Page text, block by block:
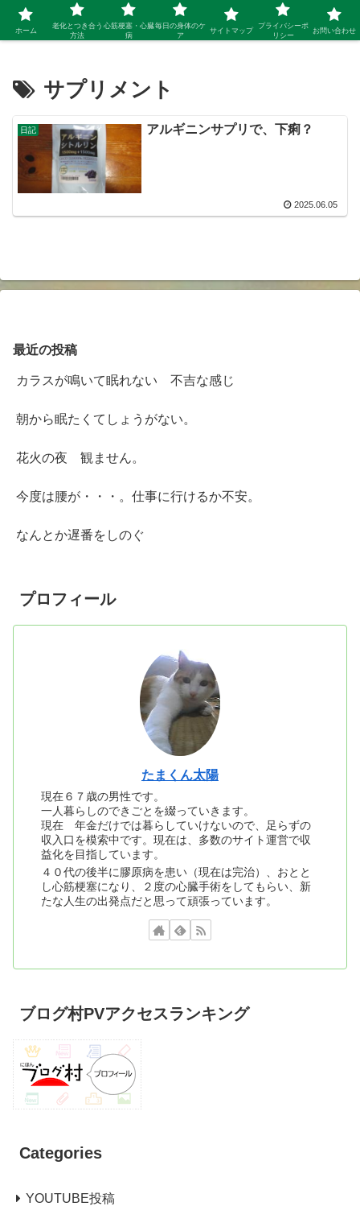
シニア 新しい人生を開拓するブログ
サプリメント
日記 アルギニンサプリで、下痢？
2025.06.05
最近の投稿
カラスが鳴いて眠れない 不吉な感じ
朝から眠たくてしょうがない。
花火の夜 観ません。
今度は腰が・・・。仕事に行けるか不安。
なんとか遅番をしのぐ
プロフィール
たまくん太陽
現在６７歳の男性です。
一人暮らしのできごとを綴っていきます。
現在 年金だけでは暮らしていけないので、足らずの
収入口を模索中です。現在は、多数のサイト運営で収
益化を目指しています。
４０代の後半に膠原病を患い（現在は完治）、おとと
し心筋梗塞になり、２度の心臓手術をしてもらい、新
たな人生の出発点だと思って頑張っています。
ブログ村PVアクセスランキング
Categories
YOUTUBE投稿
ホーム
老化とつき合う
方法
心筋梗塞・心臓
病
毎日の身体のケ
ア
サイトマップ
プライバシーポ
リシー
お問い合わせ